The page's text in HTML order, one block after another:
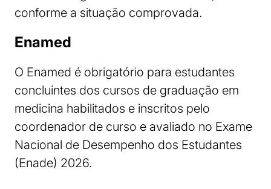
conforme a situação comprovada.
Enamed
O Enamed é obrigatório para estudantes
concluintes dos cursos de graduação em
medicina habilitados e inscritos pelo
coordenador de curso e avaliado no Exame
Nacional de Desempenho dos Estudantes
(Enade) 2026.